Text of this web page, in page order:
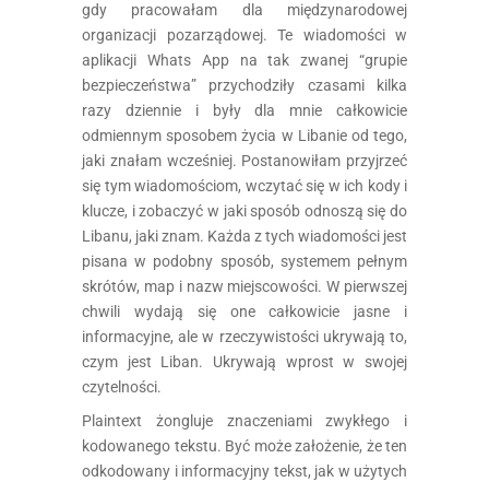
gdy pracowałam dla międzynarodowej
organizacji pozarządowej. Te wiadomości w
aplikacji Whats App na tak zwanej “grupie
bezpieczeństwa” przychodziły czasami kilka
razy dziennie i były dla mnie całkowicie
odmiennym sposobem życia w Libanie od tego,
jaki znałam wcześniej. Postanowiłam przyjrzeć
się tym wiadomościom, wczytać się w ich kody i
klucze, i zobaczyć w jaki sposób odnoszą się do
Libanu, jaki znam. Każda z tych wiadomości jest
pisana w podobny sposób, systemem pełnym
skrótów, map i nazw miejscowości. W pierwszej
chwili wydają się one całkowicie jasne i
informacyjne, ale w rzeczywistości ukrywają to,
czym jest Liban. Ukrywają wprost w swojej
czytelności.
Plaintext żongluje znaczeniami zwykłego i
kodowanego tekstu. Być może założenie, że ten
odkodowany i informacyjny tekst, jak w użytych